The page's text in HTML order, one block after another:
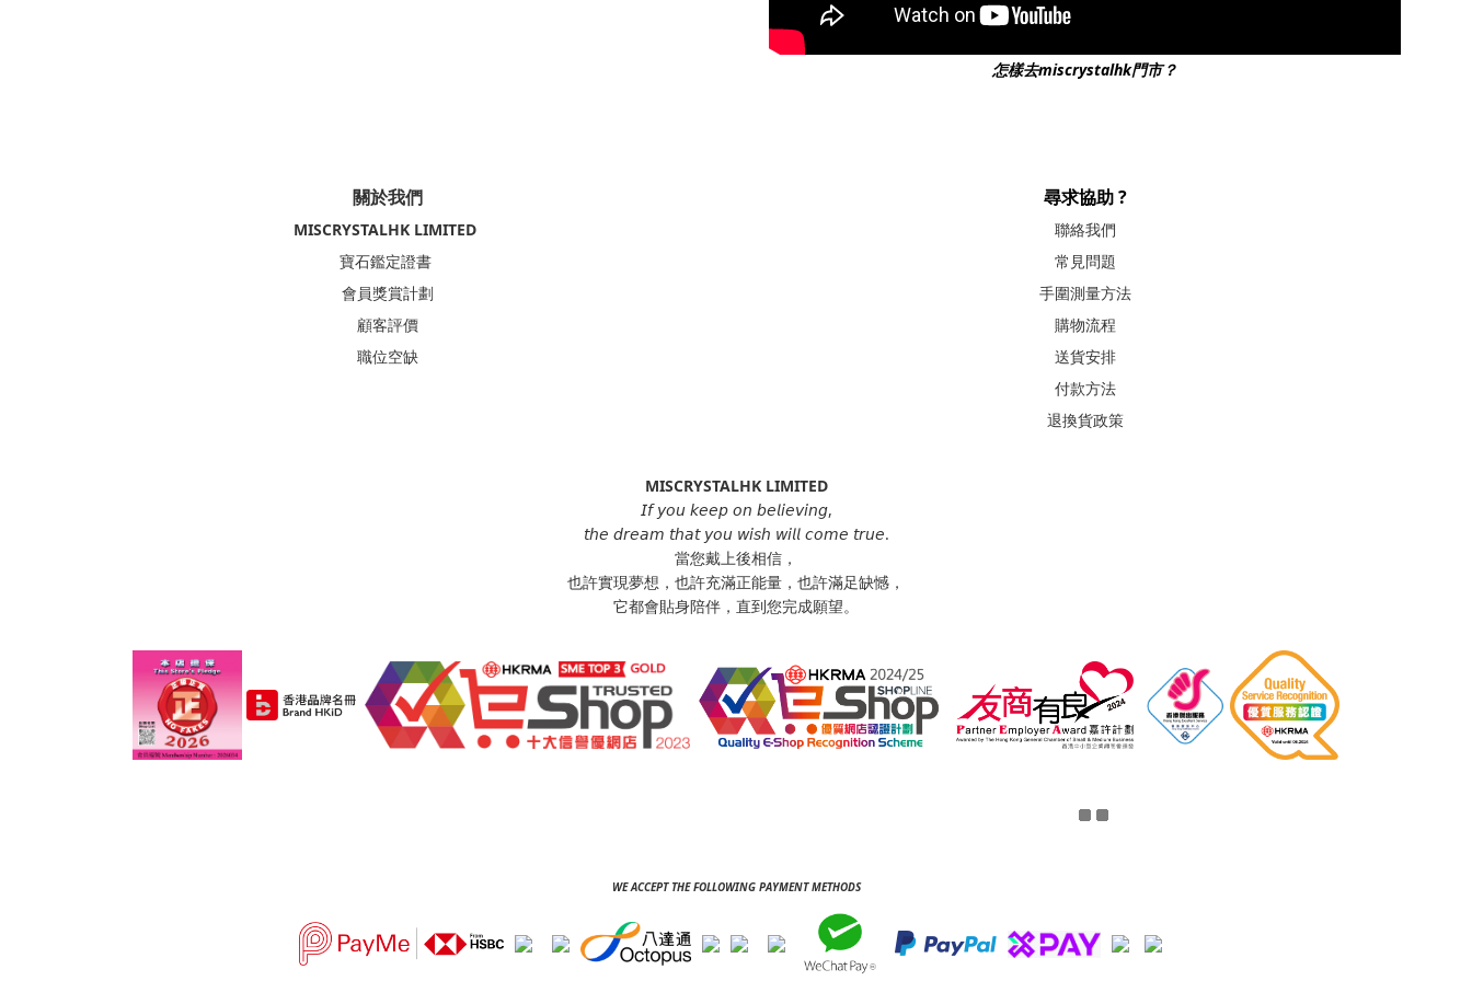
怎樣去miscrystalhk門市？
關於我們
MISCRYSTALHK LIMITED
寶石鑑定證書
會員獎賞計劃
顧客評價
職位空缺
尋求協助 ?
聯絡我們
常見問題
手圍測量方法
購物流程
送貨安排
付款方法
退換貨政策
MISCRYSTALHK LIMITED
𝘐𝘧 𝘺𝘰𝘶 𝘬𝘦𝘦𝘱 𝘰𝘯 𝘣𝘦𝘭𝘪𝘦𝘷𝘪𝘯𝘨,
𝘵𝘩𝘦 𝘥𝘳𝘦𝘢𝘮 𝘵𝘩𝘢𝘵 𝘺𝘰𝘶 𝘸𝘪𝘴𝘩 𝘸𝘪𝘭𝘭 𝘤𝘰𝘮𝘦 𝘵𝘳𝘶𝘦.
當您戴上後相信，
也許實現夢想，也許充滿正能量，也許滿足缺憾，
它都會貼身陪伴，直到您完成願望。
WE ACCEPT THE FOLLOWING PAYMENT METHODS